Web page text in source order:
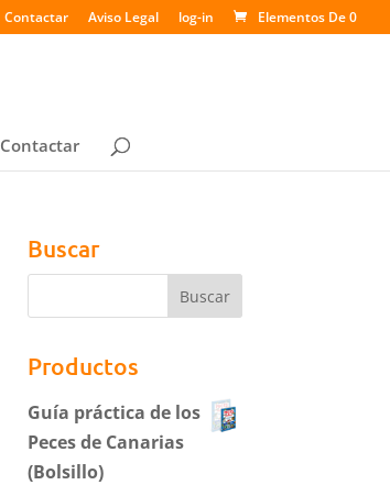
Contactar Aviso Legal log-in Elementos De 0
Contactar
Buscar
Productos
Guía práctica de los
Peces de Canarias
(Bolsillo)